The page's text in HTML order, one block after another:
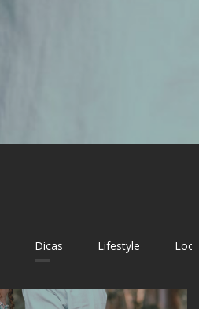
Dicas Lifestyle